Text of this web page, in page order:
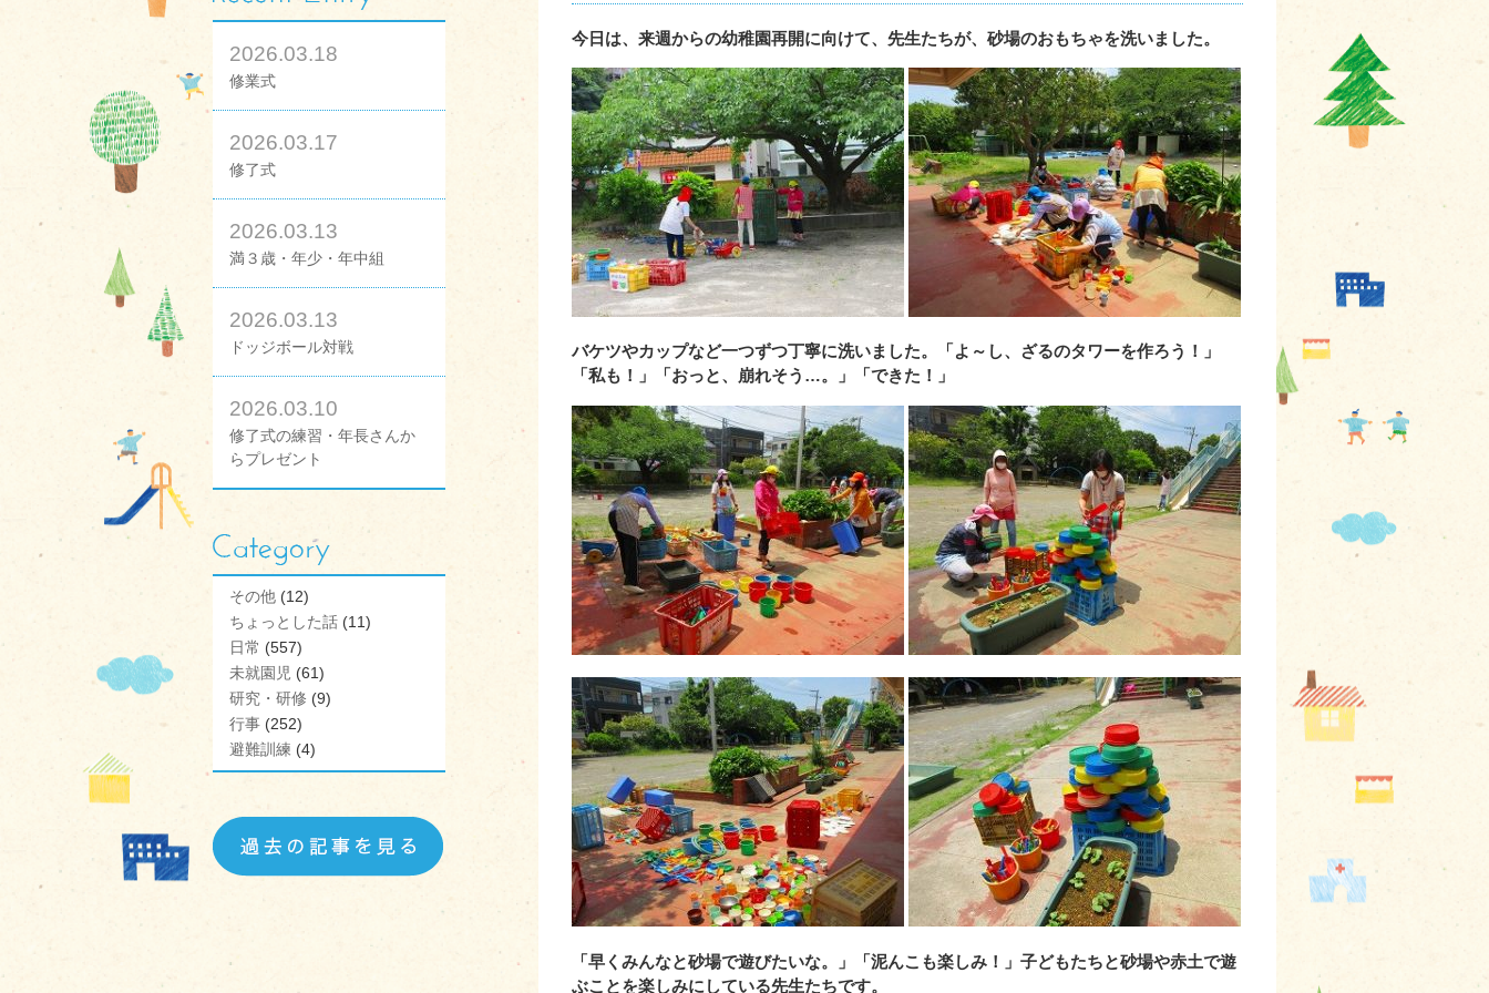
2026.03.18
修業式
2026.03.17
修了式
2026.03.13
満３歳・年少・年中組
2026.03.13
ドッジボール対戦
2026.03.10
修了式の練習・年長さんか
らプレゼント
その他 (12)
ちょっとした話 (11)
日常 (557)
未就園児 (61)
研究・研修 (9)
行事 (252)
避難訓練 (4)
今日は、来週からの幼稚園再開に向けて、先生たちが、砂場のおもちゃを洗いました。
バケツやカップなど一つずつ丁寧に洗いました。「よ～し、ざるのタワーを作ろう！」
「私も！」「おっと、崩れそう…。」「できた！」
「早くみんなと砂場で遊びたいな。」「泥んこも楽しみ！」子どもたちと砂場や赤土で遊
ぶことを楽しみにしている先生たちです。